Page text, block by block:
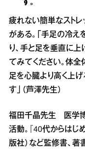
す。
疲れない簡単なスト
がある。「手足の冷え
り、手と足を垂直に上
てみてください。体
足を心臓より高く上
す」（芦澤先生）
福田千晶先生 医学博
活動。『40代からはじ
版社）など監修書、著